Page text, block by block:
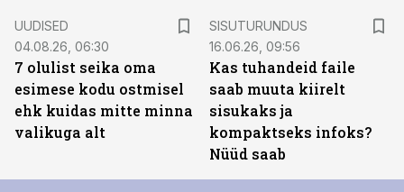
UUDISED
04.08.26, 06:30
7 olulist seika oma
esimese kodu ostmisel
ehk kuidas mitte minna
valikuga alt
SISUTURUNDUS
16.06.26, 09:56
Kas tuhandeid faile
saab muuta kiirelt
sisukaks ja
kompaktseks infoks?
Nüüd saab